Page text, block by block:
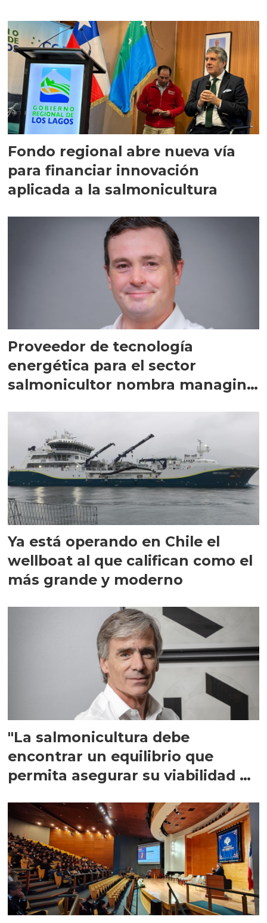
Fondo regional abre nueva vía
para financiar innovación
aplicada a la salmonicultura
Proveedor de tecnología
energética para el sector
salmonicultor nombra managing
Ya está operando en Chile el
wellboat al que califican como el
más grande y moderno
"La salmonicultura debe
encontrar un equilibrio que
permita asegurar su viabilidad de